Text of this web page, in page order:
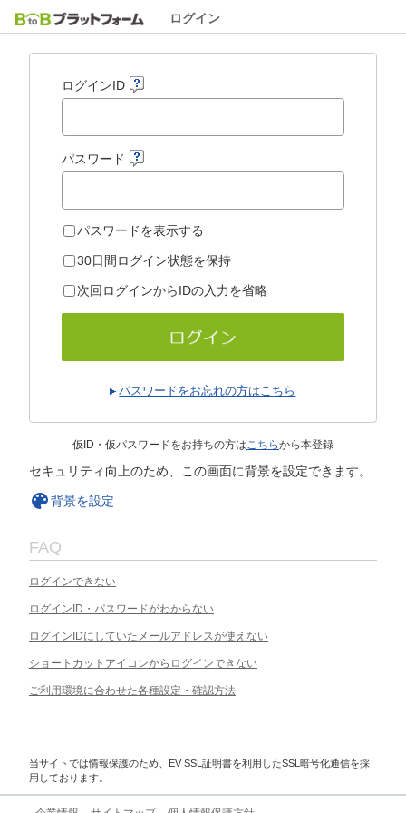
ログイン
ログインID
パスワード
パスワードを表示する
30日間ログイン状態を保持
次回ログインからIDの入力を省略
パスワードをお忘れの方はこちら
仮ID・仮パスワードをお持ちの方はこちらから本登録
セキュリティ向上のため、この画面に背景を設定できます。
背景を設定
FAQ
ログインできない
ログインID・パスワードがわからない
ログインIDにしていたメールアドレスが使えない
ショートカットアイコンからログインできない
ご利用環境に合わせた各種設定・確認方法
当サイトでは情報保護のため、EV SSL証明書を利用したSSL暗号化通信を採
用しております。